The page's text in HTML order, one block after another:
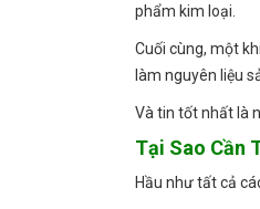
phẩm kim loại.
Cuối cùng, một
làm nguyên liệu
Và tin tốt nhất là
Tại Sao Cần
Hầu như tất cả